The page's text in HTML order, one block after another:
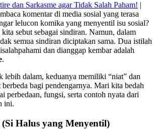
dan Sarkasme agar Tidak Salah Paham! |
komentar di media sosial yang terasa
lelucon komika yang menyentil isu sosial?
sebut sebagai sindiran. Namun, dalam
semua sindiran diciptakan sama. Dua istilah
dan dianggap kembar adalah
.
lebih dalam, keduanya memiliki “niat” dan
berbeda bagi pendengarnya. Mari kita bedah
perbedaan, fungsi, serta contoh nyata dari
ini.
Halus yang Menyentil)